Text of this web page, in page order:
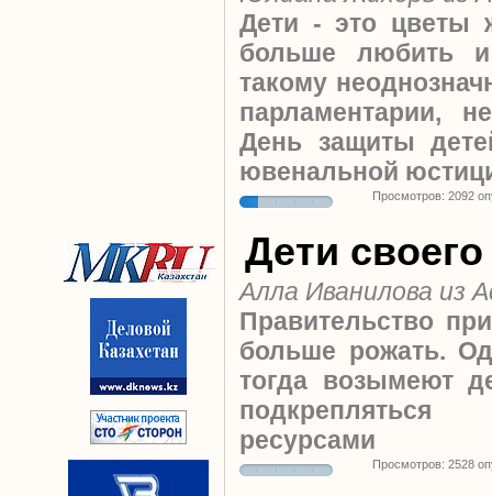
Дети - это цветы
больше любить
такому
парламентарии,
День защиты
ювенальной
Просмотров: 2092
Дети
Алла Иванилова из
Правительство
больше рожать.
тогда возымеют
ресурсами
Просмотров: 2528